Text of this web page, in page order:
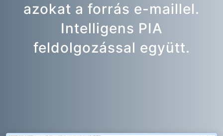
azokat a forrás e-maillel.
Intelligens PIA
feldolgozással együtt.